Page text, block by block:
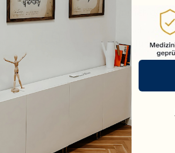
Versand? Immer
Innerhalb Deutschlands
wir deine Bestellung
schnell & sicher.